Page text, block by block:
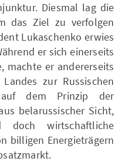
Diesmal lag die
das Ziel zu verfolgen
Lukaschenko erwies
er sich einerseits
machte er andererseits
zur Russischen
dem Prinzip der
belarussischer Sicht,
doch wirtschaftliche
billigen Energieträgern